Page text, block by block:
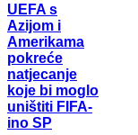
UEFA s
Azijom i
Amerikama
pokreće
natjecanje
koje bi moglo
uništiti FIFA-
ino SP